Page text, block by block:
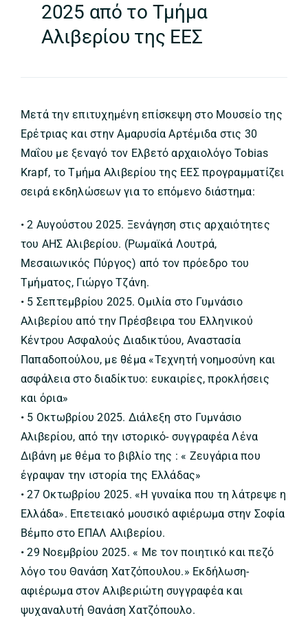
2025 από το Τμήμα
Αλιβερίου της ΕΕΣ
Μετά την επιτυχημένη επίσκεψη στο Μουσείο της
Ερέτριας και στην Αμαρυσία Αρτέμιδα στις 30
Μαΐου με ξεναγό τον Ελβετό αρχαιολόγο Tobias
Krapf, το Τμήμα Αλιβερίου της ΕΕΣ προγραμματίζει
σειρά εκδηλώσεων για το επόμενο διάστημα:
• 2 Αυγούστου 2025. Ξενάγηση στις αρχαιότητες
του ΑΗΣ Αλιβερίου. (Ρωμαϊκά Λουτρά,
Μεσαιωνικός Πύργος) από τον πρόεδρο του
Τμήματος, Γιώργο Τζάνη.
• 5 Σεπτεμβρίου 2025. Ομιλία στο Γυμνάσιο
Αλιβερίου από την Πρέσβειρα του Ελληνικού
Κέντρου Ασφαλούς Διαδικτύου, Αναστασία
Παπαδοπούλου, με θέμα «Τεχνητή νοημοσύνη και
ασφάλεια στο διαδίκτυο: ευκαιρίες, προκλήσεις
και όρια»
• 5 Οκτωβρίου 2025. Διάλεξη στο Γυμνάσιο
Αλιβερίου, από την ιστορικό- συγγραφέα Λένα
Διβάνη με θέμα το βιβλίο της : « Ζευγάρια που
έγραψαν την ιστορία της Ελλάδας»
• 27 Οκτωβρίου 2025. «Η γυναίκα που τη λάτρεψε η
Ελλάδα». Επετειακό μουσικό αφιέρωμα στην Σοφία
Βέμπο στο ΕΠΑΛ Αλιβερίου.
• 29 Νοεμβρίου 2025. « Με τον ποιητικό και πεζό
λόγο του Θανάση Χατζόπουλου.» Εκδήλωση-
αφιέρωμα στον Αλιβεριώτη συγγραφέα και
ψυχαναλυτή Θανάση Χατζόπουλο.